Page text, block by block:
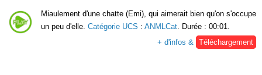
Miaulement d'une chatte (Emi), qui aimerait bien qu'on s'occupe
un peu d'elle. Catégorie UCS : ANMLCat. Durée : 00:01.
+ d'infos & Téléchargement